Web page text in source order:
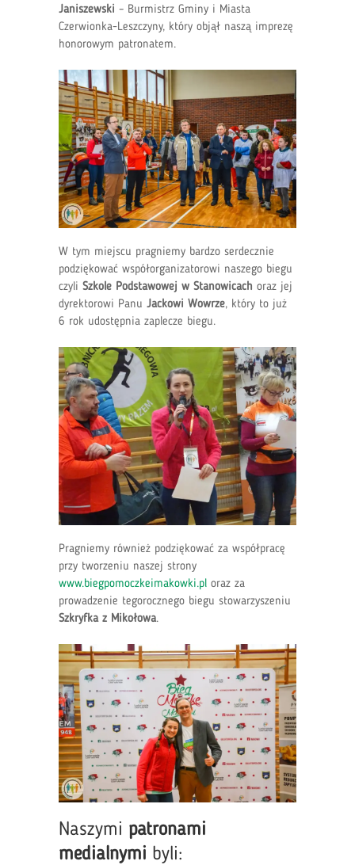
Janiszewski – Burmistrz Gminy i Miasta
Czerwionka-Leszczyny, który objął naszą imprezę
honorowym patronatem.
W tym miejscu pragniemy bardzo serdecznie
podziękować współorganizatorowi naszego biegu
czyli Szkole Podstawowej w Stanowicach oraz jej
dyrektorowi Panu Jackowi Wowrze, który to już
6 rok udostępnia zaplecze biegu.
Pragniemy również podziękować za współpracę
przy tworzeniu naszej strony
www.biegpomoczkeimakowki.pl oraz za
prowadzenie tegorocznego biegu stowarzyszeniu
Szkryfka z Mikołowa.
Naszymi patronami
medialnymi byli: